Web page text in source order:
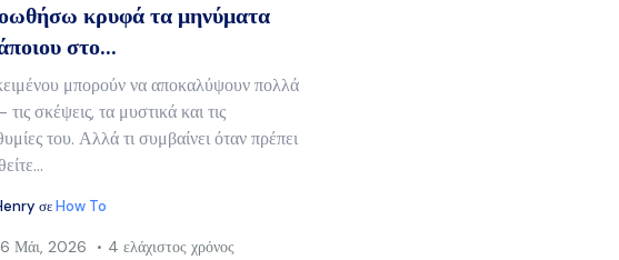
κρυφά τα μηνύματα
στο...
μπορούν να αποκαλύψουν πολλά
σκέψεις, τα μυστικά και τις
του. Αλλά τι συμβαίνει όταν πρέπει
σεHow To
Μάι, 2026
4 ελάχιστος χρόνος